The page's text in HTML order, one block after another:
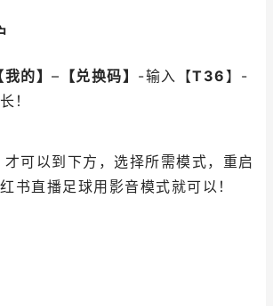
我的】 – 【兑换码】 -输入【T36】-
！
可以到下方，选择所需模式，重启
书直播足球用影音模式就可以！